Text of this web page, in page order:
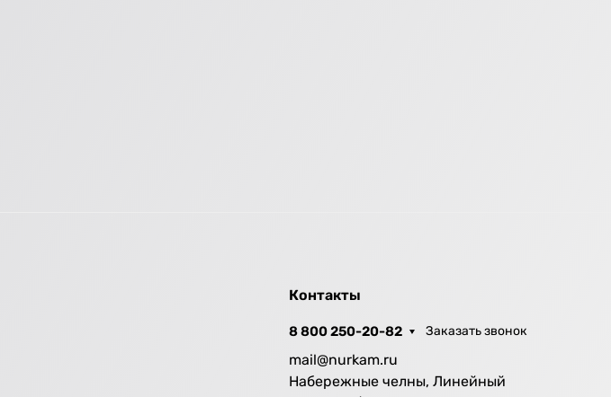
Контакты
8 800 250-20-82 Заказать звонок
mail@nurkam.ru
Набережные челны, Линейный